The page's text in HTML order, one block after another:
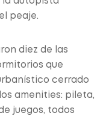
peaje.
diez de las
que
cerrado
amenities: pileta,
juegos, todos